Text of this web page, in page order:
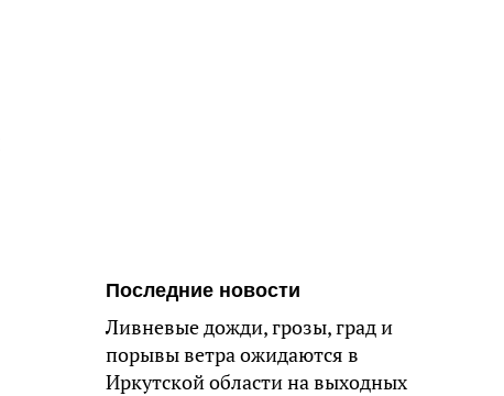
Последние новости
Ливневые дожди, грозы, град и
порывы ветра ожидаются в
Иркутской области на выходных